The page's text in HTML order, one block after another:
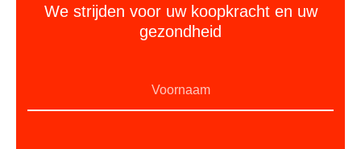
We strijden voor uw koopkracht en uw
gezondheid